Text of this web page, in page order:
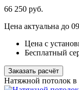
66 250 руб.
Цена актуальна до
Цена с
Бесплатный
Заказать расчёт
Натяжной потолок в